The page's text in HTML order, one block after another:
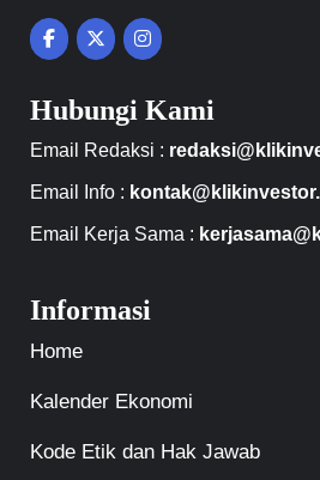
Hubungi Kami
Email Redaksi :
Email Info :
Email Kerja Sama :
Informasi
Home
Kalender Ekonomi
Kode Etik dan Hak Jawab